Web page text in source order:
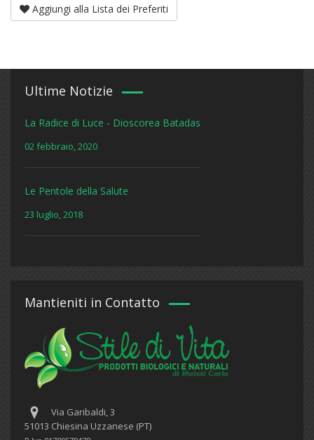
Aggiungi alla Lista dei Preferiti
Ultime Notizie
La Radice di Luce - Dioscorea Batadas
02 febbraio, 2020
Le Pentole della Salute
23 luglio, 2018
Mantieniti in Contatto
Via Garibaldi, 3
51013 Chiesina Uzzanese (PT)